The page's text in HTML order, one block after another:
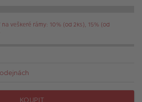
na veškeré rámy: 10% (od 2ks), 15% (od
KOUPIT